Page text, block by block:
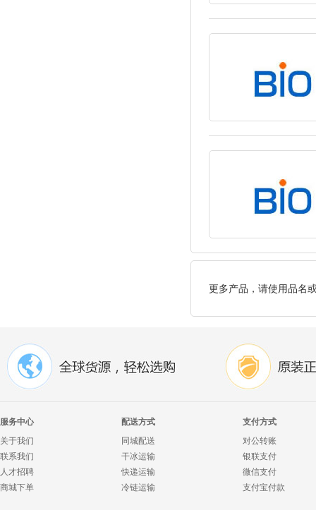
更多产品，请使用品名
服务中心
关于我们
联系我们
人才招聘
商城下单
配送方式
同城配送
干冰运输
快递运输
冷链运输
支付方式
对公转账
银联支付
微信支付
支付宝付款